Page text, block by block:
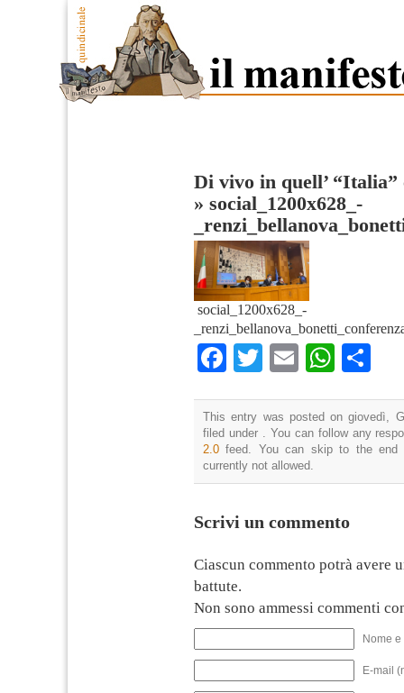
Di vivo in quell’ “Italia”
» social_1200x628_-
social_1200x628_-
Facebook
TwitterEmail
This entry was posted on giovedì,
filed under . You can follow any
2.0 feed. You can skip to the end
currently not allowed.
Scrivi un commento
Ciascun commento potrà avere
battute.
Non sono ammessi commenti
Nome
E-mail